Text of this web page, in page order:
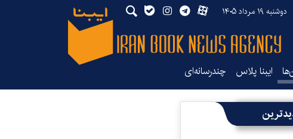
دوشنبه ۱۹ مرداد ۱۴۰۵
ایبنا پلاس چندرسانه‌ای